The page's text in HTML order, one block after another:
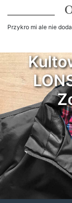
Przykro mi ale nie